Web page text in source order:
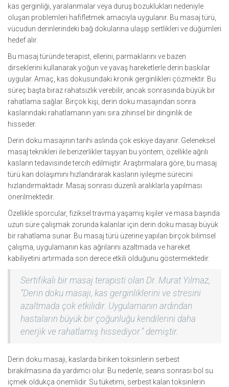
kas gerginliği, yaralanmalar veya duruş bozuklukları nedeniyle
oluşan problemleri hafifletmek amacıyla uygulanır. Bu masaj türü,
vücudun derinlerindeki bağ dokularına ulaşıp sertlikleri ve düğümleri
hedef alır.
Bu masaj türünde terapist, ellerini, parmaklarını ve bazen
dirseklerini kullanarak yoğun ve yavaş hareketlerle derin baskılar
uygular. Amaç, kas dokusundaki kronik gerginlikleri çözmektir. Bu
süreç başta biraz rahatsızlık verebilir, ancak sonrasında büyük bir
rahatlama sağlar. Birçok kişi, derin doku masajından sonra
kaslarındaki rahatlamanın yanı sıra zihinsel bir dinginlik de
hisseder.
Derin doku masajının tarihi aslında çok eskiye dayanır. Geleneksel
masaj teknikleri ile benzerlikler taşıyan bu yöntem, özellikle ağrılı
kasların tedavisinde tercih edilmiştir. Araştırmalara göre, bu masaj
türü kan dolaşımını hızlandırarak kasların iyileşme sürecini
hızlandırmaktadır. Masaj sonrası düzenli aralıklarla yapılması
önerilmektedir.
Özellikle sporcular, fiziksel travma yaşamış kişiler ve masa başında
uzun süre çalışmak zorunda kalanlar için derin doku masajı büyük
bir rahatlama sunar. Bu masaj türü üzerine yapılan birçok bilimsel
çalışma, uygulamanın kas ağrılarını azaltmada ve hareket
kabiliyetini artırmada son derece etkili olduğunu göstermektedir.
Sertifikalı bir masaj terapisti olan Dr. Murat Yılmaz,
“Derin doku masajı, kas gerginliklerini ve stresini
azaltmada çok etkilidir. Uygulamanın ardından
hastaların büyük bir çoğunluğu kendilerini daha
enerjik ve rahatlamış hissediyor.” demiştir.
Derin doku masajı, kaslarda biriken toksinlerin serbest
bırakılmasına da yardımcı olur. Bu nedenle, seans sonrası bol su
içmek oldukça önemlidir. Su tüketimi, serbest kalan toksinlerin